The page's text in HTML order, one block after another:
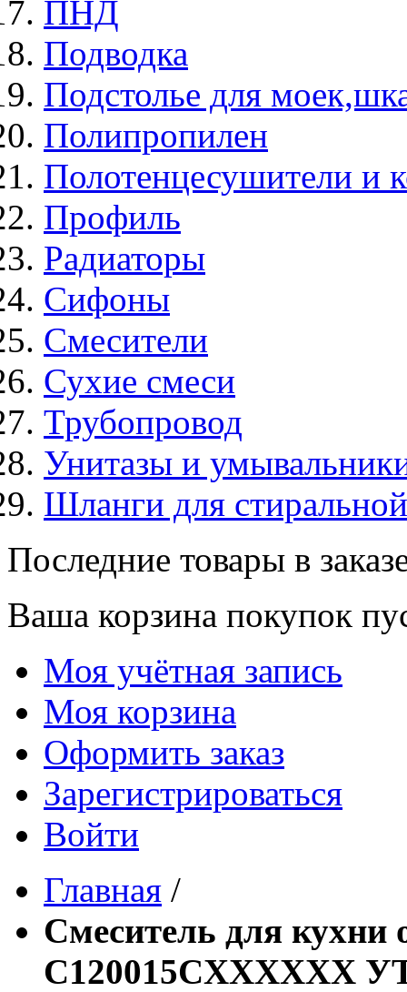
ПНД
Подводка
Подстолье для
Полипропилен
Полотенцесушители и
Профиль
Радиаторы
Сифоны
Смесители
Сухие смеси
Трубопровод
Унитазы и
Шланги для
Последние товары в
Ваша корзина покупок
Моя учётная запись
Моя корзина
Оформить заказ
Зарегистрироваться
Войти
Главная /
Смеситель для
C120015CXXXXXX